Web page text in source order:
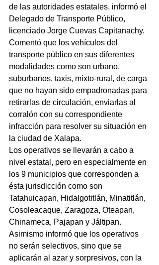
de las autoridades estatales, informó el
Delegado de Transporte Público,
licenciado Jorge Cuevas Capitanachy.
Comentó que los vehículos del
transporte público en sus diferentes
modalidades como son urbano,
suburbanos, taxis, mixto-rural, de carga
que no hayan sido empadronadas para
retirarlas de circulación, enviarlas al
corralón con su correspondiente
infracción para resolver su situación en
la ciudad de Xalapa.
Los operativos se llevarán a cabo a
nivel estatal, pero en especialmente en
los 9 municipios que corresponden a
ésta jurisdicción como son
Tatahuicapan, Hidalgotitlán, Minatitlán,
Cosoleacaque, Zaragoza, Oteapan,
Chinameca, Pajapan y Jáltipan.
Asimismo informó que los operativos
no serán selectivos, sino que se
aplicarán al azar y sorpresivos, con la